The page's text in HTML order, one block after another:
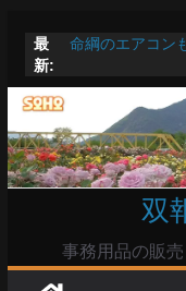
テ
ン
ツ
へ
ッ
最
新:
命綱のエアコン
た暑い
Windowsユー
高市首相とは隙
陸自部隊の思想
動ない」で良
双
事務用品の販